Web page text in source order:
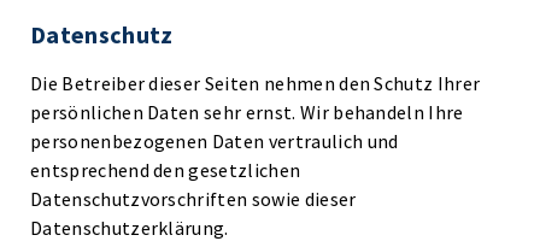
Datenschutz
Die Betreiber dieser Seiten nehmen den Schutz Ihrer
persönlichen Daten sehr ernst. Wir behandeln Ihre
personenbezogenen Daten vertraulich und
entsprechend den gesetzlichen
Datenschutzvorschriften sowie dieser
Datenschutzerklärung.